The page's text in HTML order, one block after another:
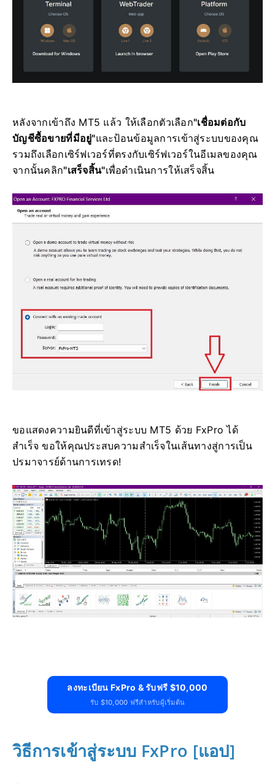
หลังจากเข้าถึง MT5 แล้ว ให้เลือกตัวเลือก"เชื่อมต่อกับ
บัญชีซื้อขายที่มีอยู่"และป้อนข้อมูลการเข้าสู่ระบบของคุณ
รวมถึงเลือกเซิร์ฟเวอร์ที่ตรงกับเซิร์ฟเวอร์ในอีเมลของคุณ
จากนั้นคลิก"เสร็จสิ้น"เพื่อดำเนินการให้เสร็จสิ้น
ขอแสดงความยินดีที่เข้าสู่ระบบ MT5 ด้วย FxPro ได้
สำเร็จ ขอให้คุณประสบความสำเร็จในเส้นทางสู่การเป็น
ปรมาจารย์ด้านการเทรด!
ลงทะเบียน FxPro & รับฟรี $10,000
รับ $10,000 ฟรีสำหรับผู้เริ่มต้น
วิธีการเข้าสู่ระบบ FxPro [แอป]